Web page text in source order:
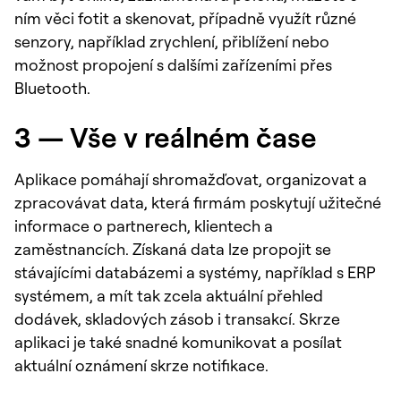
ním věci fotit a skenovat, případně využít různé
senzory, například zrychlení, přiblížení nebo
možnost propojení s dalšími zařízeními přes
Bluetooth.
3 — Vše v reálném čase
Aplikace pomáhají shromažďovat, organizovat a
zpracovávat data, která firmám poskytují užitečné
informace o partnerech, klientech a
zaměstnancích. Získaná data lze propojit se
stávajícími databázemi a systémy, například s ERP
systémem, a mít tak zcela aktuální přehled
dodávek, skladových zásob i transakcí. Skrze
aplikaci je také snadné komunikovat a posílat
aktuální oznámení skrze notifikace.